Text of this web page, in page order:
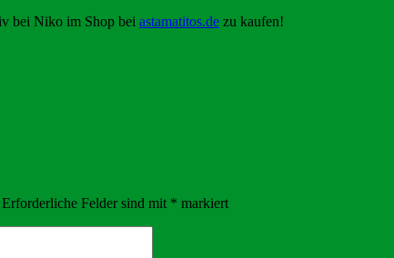
bei Niko im Shop bei astamatitos.de zu kaufen!
Erforderliche Felder sind mit * markiert